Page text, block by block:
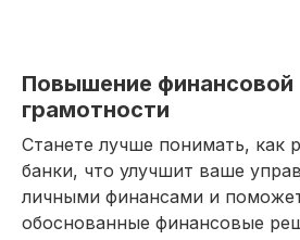
Повышение финансовой
грамотности
Станете лучше понимать, как
банки, что улучшит ваше
личными финансами и
обоснованные финансовые
1 модуль за 1 месяц 2